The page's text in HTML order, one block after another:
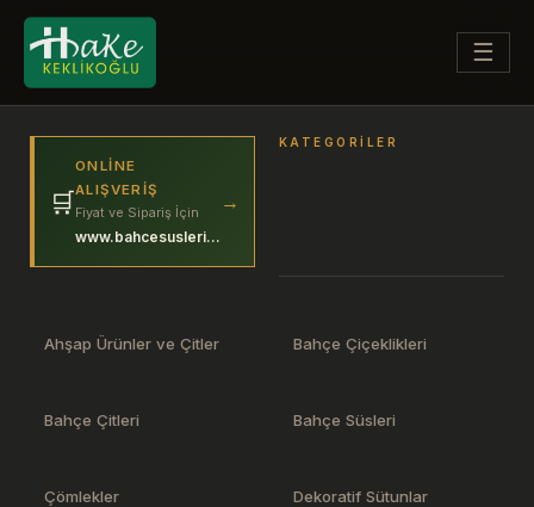
☰
🛒
ONLINE
ALIŞVERIŞ
Fiyat ve Sipariş İçin
www.bahcesuslerim.com
→
KATEGORILER
Ahşap Ürünler ve Çitler Bahçe Çiçeklikleri
Bahçe Çitleri Bahçe Süsleri
Çömlekler Dekoratif Sütunlar